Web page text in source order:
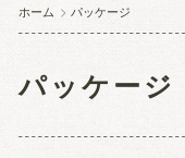
ホーム > パッケージ
パッケージ